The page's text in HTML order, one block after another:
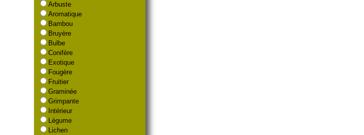
Arbuste
Aromatique
Bambou
Bruyère
Bulbe
Conifère
Exotique
Fougère
Fruitier
Graminée
Grimpante
Intérieur
Légume
Lichen